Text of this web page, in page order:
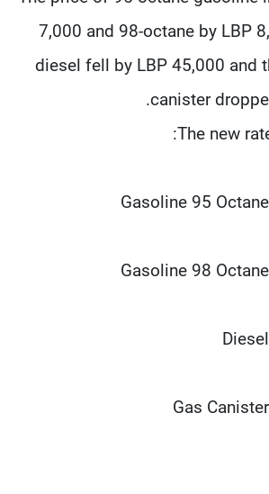
7,000 and 98-octane by LBP
diesel fell by LBP 45,000 and
canister
The new
وظائف
شروط الإسـتخدام